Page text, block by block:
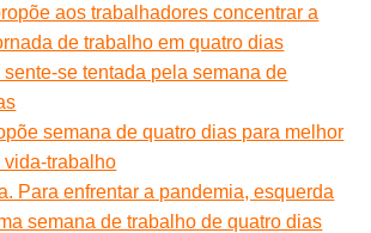
aos trabalhadores concentrar a
de trabalho em quatro dias
sente-se tentada pela semana de
semana de quatro dias para melhor
trabalho
Para enfrentar a pandemia, esquerda
semana de trabalho de quatro dias